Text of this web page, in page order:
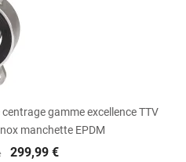
gamme excellence TTV
manchette EPDM
299,99 €